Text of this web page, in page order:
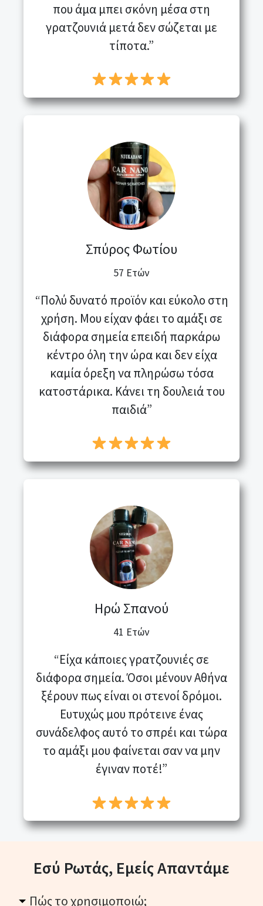
που άμα μπει σκόνη μέσα στη
γρατζουνιά μετά δεν σώζεται με
τίποτα.”
Σπύρος Φωτίου
57 Ετών
“Πολύ δυνατό προϊόν και εύκολο στη
χρήση. Μου είχαν φάει το αμάξι σε
διάφορα σημεία επειδή παρκάρω
κέντρο όλη την ώρα και δεν είχα
καμία όρεξη να πληρώσω τόσα
κατοστάρικα. Κάνει τη δουλειά του
παιδιά”
Ηρώ Σπανού
41 Ετών
“Είχα κάποιες γρατζουνιές σε
διάφορα σημεία. Όσοι μένουν Αθήνα
ξέρουν πως είναι οι στενοί δρόμοι.
Ευτυχώς μου πρότεινε ένας
συνάδελφος αυτό το σπρέι και τώρα
το αμάξι μου φαίνεται σαν να μην
έγιναν ποτέ!”
Εσύ Ρωτάς, Εμείς Απαντάμε
Πώς το χρησιμοποιώ;